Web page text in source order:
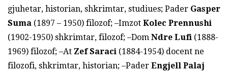
gjuhetar, historian, shkrimtar, studiues; Pader Gasper
Suma (1897 – 1950) filozof; –Imzot Kolec Prennushi
(1902-1950) shkrimtar, filozof; –Dom Ndre Lufi (1888-
1969) filozof; –At Zef Saraci (1884-1954) docent ne
filozofi, shkrimtar, historian; –Pader Engjell Palaj